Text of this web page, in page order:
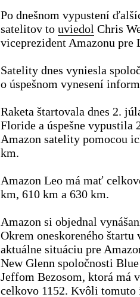
Po dnešnom vypustení
satelitov to uviedol Chris
viceprezident Amazonu pre
Satelity dnes vyniesla
o úspešnom vynesení
Raketa štartovala dnes 2.
Floride a úspešne vypustila
Amazon satelity pomocou
km.
Amazon Leo má mať
km, 610 km a 630 km.
Amazon si objednal
Okrem oneskoreného
aktuálne situáciu pre
New Glenn spoločnosti
Jeffom Bezosom, ktorá má
celkovo 1152. Kvôli tomuto